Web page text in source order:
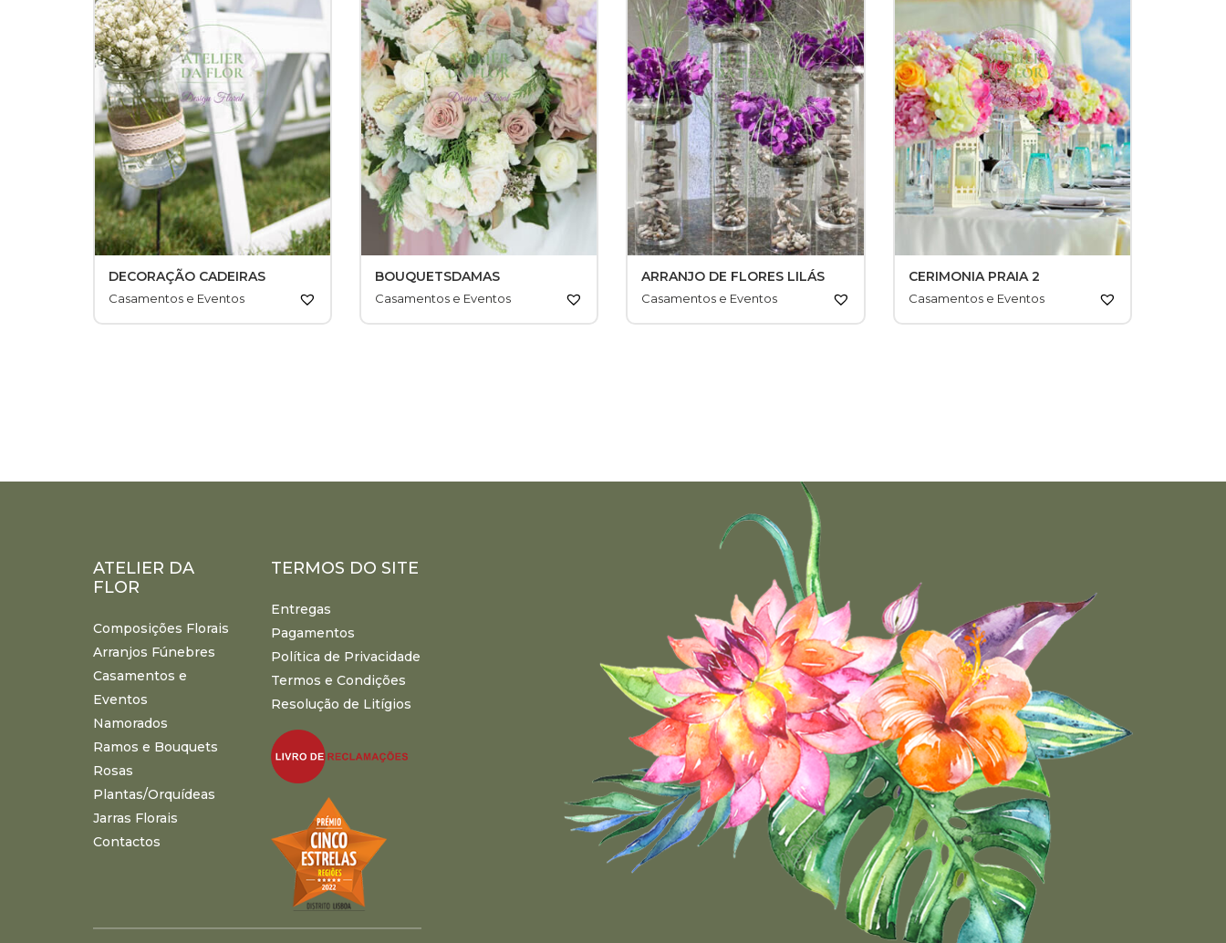
Arranjos Fúnebres
Casamentos e Eventos
Ramos e Bouquets
Plantas/Orquídeas
Jarras Florais
Contactos
Pesquisar
por:
DECORAÇÃO CADEIRAS
Casamentos e Eventos
BOUQUETSDAMAS
Casamentos e Eventos
ARRANJO DE FLORES LILÁS
Casamentos e Eventos
CERIMONIA PRAIA 2
Casamentos e Eventos
ATELIER DA
FLOR
Composições Florais
Arranjos Fúnebres
Casamentos e
Eventos
Namorados
Ramos e Bouquets
Rosas
Plantas/Orquídeas
Jarras Florais
Contactos
TERMOS DO SITE
Entregas
Pagamentos
Política de Privacidade
Termos e Condições
Resolução de Litígios